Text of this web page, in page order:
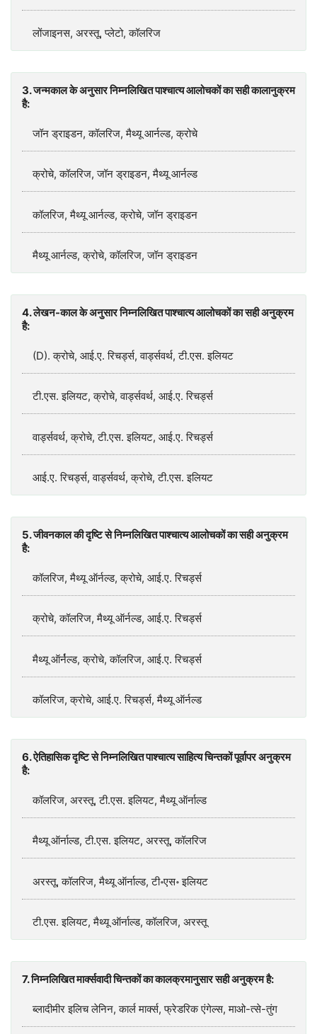
लोंजाइनस, अरस्तू, प्लेटो, कॉलरिज
3. जन्मकाल के अनुसार निम्नलिखित पाश्चात्य आलोचकों का सही कालानुक्रम
है:
जॉन ड्राइडन, कॉलरिज, मैथ्यू आर्नल्ड, क्रोचे
क्रोचे, कॉलरिज, जॉन ड्राइडन, मैथ्यू आर्नल्ड
कॉलरिज, मैथ्यू आर्नल्ड, क्रोचे, जॉन ड्राइडन
मैथ्यू आर्नल्ड, क्रोचे, कॉलरिज, जॉन ड्राइडन
4. लेखन-काल के अनुसार निम्नलिखित पाश्चात्य आलोचकों का सही अनुक्रम
है:
(D). क्रोचे, आई.ए. रिचर्ड्स, वार्ड्सवर्थ, टी.एस. इलियट
टी.एस. इलियट, क्रोचे, वार्ड्सवर्थ, आई.ए. रिचर्ड्स
वार्ड्सवर्थ, क्रोचे, टी.एस. इलियट, आई.ए. रिचर्ड्स
आई.ए. रिचर्ड्स, वार्ड्सवर्थ, क्रोचे, टी.एस. इलियट
5. जीवनकाल की दृष्टि से निम्नलिखित पाश्चात्य आलोचकों का सही अनुक्रम
है:
कॉलरिज, मैथ्यू ऑर्नल्ड, क्रोचे, आई.ए. रिचर्ड्स
क्रोचे, कॉलरिज, मैथ्यू ऑर्नल्ड, आई.ए. रिचर्ड्स
मैथ्यू ऑर्न॑ल्ड, क्रोचे, कॉलरिज, आई.ए. रिचर्ड्स
कॉलरिज, क्रोचे, आई.ए. रिचर्ड्स, मैथ्यू ऑर्नल्ड
6. ऐतिहासिक दृष्टि से निम्नलिखित पाश्चात्य साहित्य चिन्तकों पूर्वापर अनुक्रम
है:
कॉलरिज, अरस्तू, टी.एस. इलियट, मैथ्यू ऑर्नाल्ड
मैथ्यू ऑर्नाल्ड, टी.एस. इलियट, अरस्तू, कॉलरिज
अरस्तू, कॉलरिज, मैथ्यू ऑर्नाल्ड, टी॰एस॰ इलियट
टी.एस. इलियट, मैथ्यू ऑर्नाल्ड, कॉलरिज, अरस्तू
7. निम्नलिखित मार्क्सवादी चिन्तकों का कालक्रमानुसार सही अनुक्रम है:
ब्लादीमीर इलिच लेनिन, कार्ल मार्क्स, फ्रेडरिक एंगेल्स, माओ-त्से-तुंग